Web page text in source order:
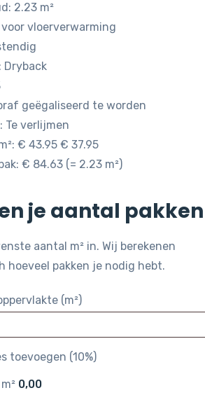
2.23 m²
vloerverwarming
Dryback
geëgaliseerd te worden
Te verlijmen
€ 43.95 € 37.95
€ 84.63 (= 2.23 m²)
je aantal pakken
aantal m² in. Wij berekenen
hoeveel pakken je nodig hebt.
(m²)
toevoegen (10%)
0,00